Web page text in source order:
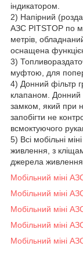
індикатором.
2) Напірний
АЗС PITSTOP по
метрів,
оснащена
3)
муфтою, для
4) Донний фільтр
клапаном. Донний
замком, який при
запобігти не
всмоктуючого
5) Всі мобільні
живлення, з
джерела живлення.
Мобільний міні
Мобільний міні
Мобільний міні
Мобільний міні
Мобільний міні